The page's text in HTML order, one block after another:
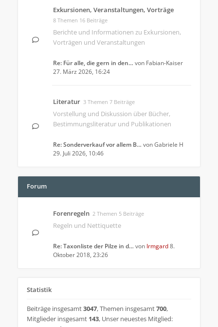
Exkursionen, Veranstaltungen, Vorträge
8 Themen 16 Beiträge
Berichte und Informationen zu Exkursionen,
Vorträgen und Veranstaltungen
Re: Für alle, die gern in den… von Fabian-Kaiser
27. März 2026, 16:24
Literatur 3 Themen 7 Beiträge
Vorstellung und Diskussion über Bücher,
Bestimmungsliteratur und Publikationen
Re: Sonderverkauf vor allem B… vonGabriele H
29. Juli 2026, 10:46
Forum
Forenregeln 2 Themen 5 Beiträge
Regeln und Nettiquette
Re: Taxonliste der Pilze in d… von Irmgard8.
Oktober 2018, 23:26
Statistik
Beiträge insgesamt3047,Themen insgesamt700,
Mitglieder insgesamt 143, Unser neuestes Mitglied: